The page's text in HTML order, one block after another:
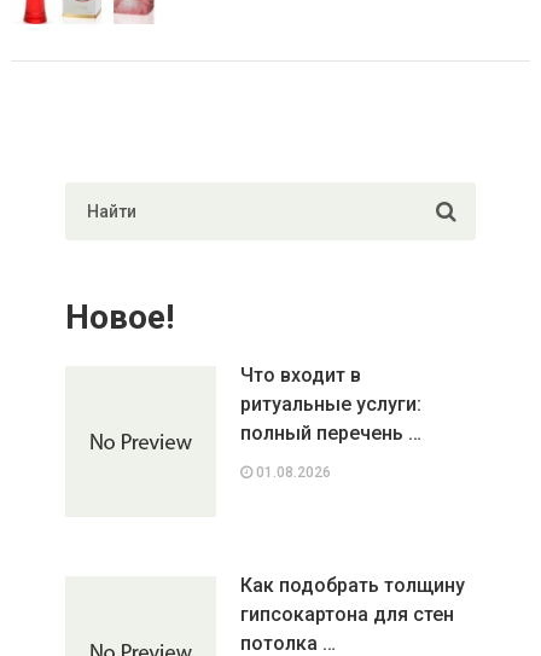
Новое!
Что входит в
ритуальные услуги:
полный перечень …
01.08.2026
Как подобрать толщину
гипсокартона для стен
потолка …